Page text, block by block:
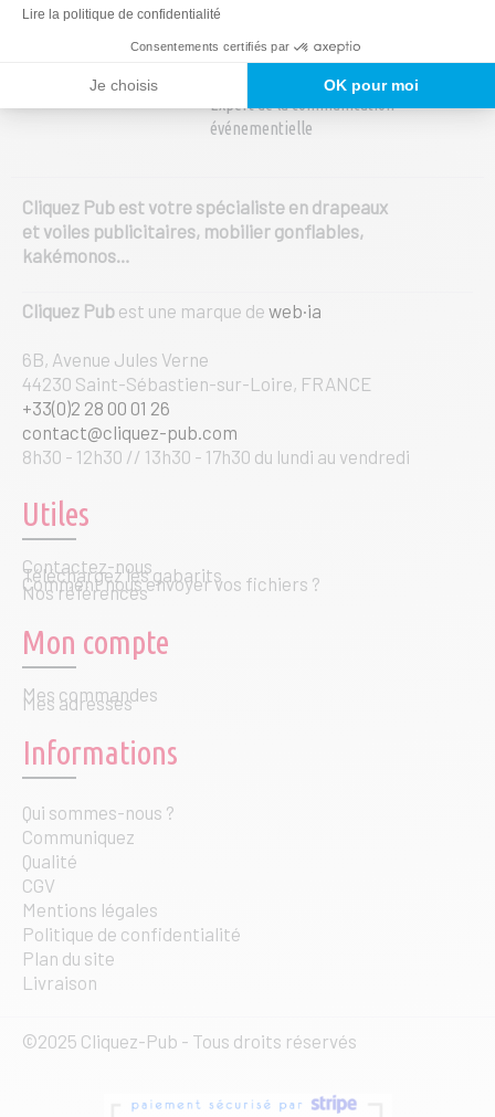
Lire la politique de confidentialité
Consentements certifiés par
Je choisis OK pour moi
être
sur
la
produit
Expert de la communication
événementielle
Cliquez Pub est votre spécialiste en drapeaux
et voiles publicitaires, mobilier gonflables,
kakémonos…
Cliquez Pub est une marque de web·ia
6B, Avenue Jules Verne
44230 Saint-Sébastien-sur-Loire, FRANCE
+33(0)2 28 00 01 26
contact@cliquez-pub.com
8h30 - 12h30 // 13h30 - 17h30 du lundi au vendredi
Utiles
Contactez-nous
Téléchargez les gabarits
Comment nous envoyer vos fichiers ?
Nos références
Mon compte
Mes commandes
Mes adresses
Informations
Qui sommes-nous ?
Communiquez
Qualité
CGV
Mentions légales
Politique de confidentialité
Plan du site
Livraison
©2025 Cliquez-Pub - Tous droits réservés